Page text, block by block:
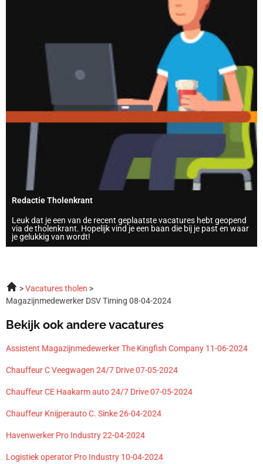
Redactie Tholenkrant
Leuk dat je een van de recent geplaatste vacatures hebt geopend
via de tholenkrant. Hopelijk vind je een baan die bij je past en waar
je gelukkig van wordt!
Vacatures tholen
Magazijnmedewerker DSV Timing 08-04-2024
Bekijk ook andere vacatures
Assistent Magazijnmedewerker The Kingfish Company 11-06-2024
Chauffeur C Veegwagen 24/7 Drive 07-05-2024
Chauffeur CE Haakarm auto 24/7 Drive 07-05-2024
Chauffeur Knijperauto C. Sinke 26-04-2024
Havenwerker Pro Industry 22-04-2024
Logistiek operator Pro Industry 10-04-2024